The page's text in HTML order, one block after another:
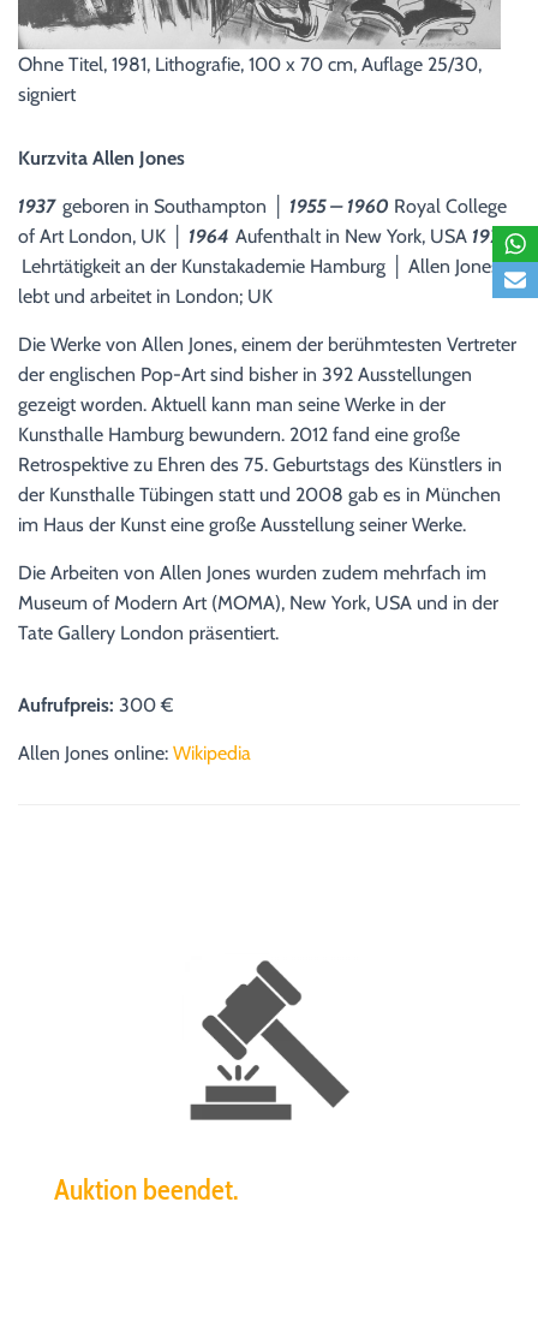
Ohne Titel, 1981, Lithografie, 100 x 70 cm, Auflage 25/30,
signiert
Kurzvita Allen Jones
1937 geboren in Southampton │ 1955 – 1960 Royal College
of Art London, UK │ 1964 Aufenthalt in New York, USA 1971
Lehrtätigkeit an der Kunstakademie Hamburg │ Allen Jones
lebt und arbeitet in London; UK
Die Werke von Allen Jones, einem der berühmtesten Vertreter
der englischen Pop-Art sind bisher in 392 Ausstellungen
gezeigt worden. Aktuell kann man seine Werke in der
Kunsthalle Hamburg bewundern. 2012 fand eine große
Retrospektive zu Ehren des 75. Geburtstags des Künstlers in
der Kunsthalle Tübingen statt und 2008 gab es in München
im Haus der Kunst eine große Ausstellung seiner Werke.
Die Arbeiten von Allen Jones wurden zudem mehrfach im
Museum of Modern Art (MOMA), New York, USA und in der
Tate Gallery London präsentiert.
Aufrufpreis: 300 €
Allen Jones online: Wikipedia
Auktion beendet.